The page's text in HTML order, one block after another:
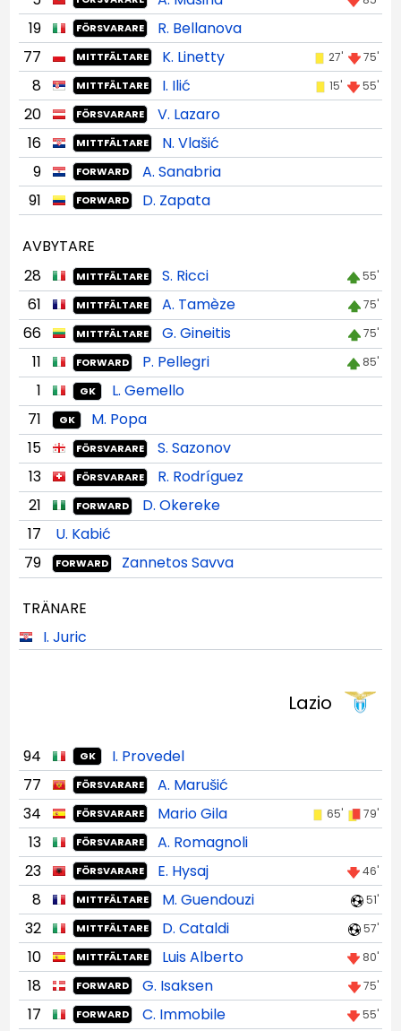
19 FÖRSVARARE
R. Bellanova
77
MITTFÄLTARE K. Linetty 27' 75'
8 MITTFÄLTARE I. Ilić 15' 55'
20 FÖRSVARARE
V. Lazaro
16
MITTFÄLTARE
N. Vlašić
9
FORWARD
A. Sanabria
91
FORWARD D. Zapata
AVBYTARE
28
MITTFÄLTARE S. Ricci 55'
61 MITTFÄLTARE A. Tamèze 75'
66 MITTFÄLTARE G. Gineitis 75'
11 FORWARD P. Pellegri 85'
1 GK
L. Gemello
71
GK
M. Popa
15
FÖRSVARARE
S. Sazonov
13
FÖRSVARARE
R. Rodríguez
21
FORWARD
D. Okereke
17
U. Kabić
79
FORWARD Zannetos Savva
TRÄNARE
I. Juric
Lazio
94 GK
I. Provedel
77
FÖRSVARARE
A. Marušić
34
FÖRSVARARE Mario Gila 65' 79'
13 FÖRSVARARE
A. Romagnoli
23
FÖRSVARARE E. Hysaj 46'
8 MITTFÄLTARE M. Guendouzi 51'
32 MITTFÄLTARE D. Cataldi 57'
10 MITTFÄLTARE Luis Alberto 80'
18 FORWARD G. Isaksen 75'
17 FORWARD C. Immobile 55'